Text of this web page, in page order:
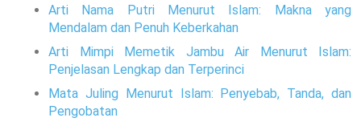
Arti Nama Putri Menurut Islam: Makna yang
Mendalam dan Penuh Keberkahan
Arti Mimpi Memetik Jambu Air Menurut Islam:
Penjelasan Lengkap dan Terperinci
Mata Juling Menurut Islam: Penyebab, Tanda, dan
Pengobatan